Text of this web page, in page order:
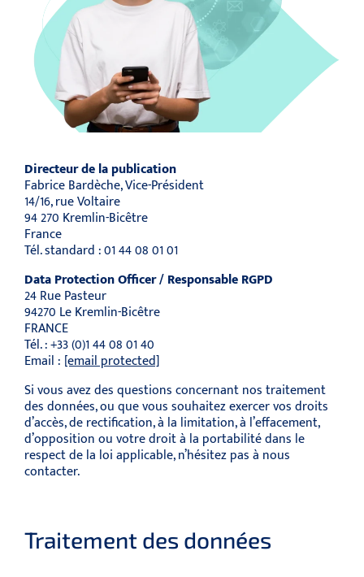
Directeur de la publication
Fabrice Bardèche, Vice-Président
14/16, rue Voltaire
94 270 Kremlin-Bicêtre
France
Tél. standard : 01 44 08 01 01
Data Protection Officer / Responsable RGPD
24 Rue Pasteur
94270 Le Kremlin-Bicêtre
FRANCE
Tél. : +33 (0)1 44 08 01 40
Email : [email protected]
Si vous avez des questions concernant nos traitement
des données, ou que vous souhaitez exercer vos droits
d’accès, de rectification, à la limitation, à l’effacement,
d’opposition ou votre droit à la portabilité dans le
respect de la loi applicable, n’hésitez pas à nous
contacter.
Traitement des données